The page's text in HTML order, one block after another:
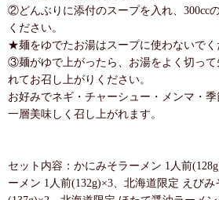
②どんぶりに添付のスープを入れ、300cc
ください。
★麺をゆでたお湯はスープに使わないでく
③麺がゆで上がったら、お湯をよく切って
れてお召し上がりください。
お好みでネギ・チャーシュー・メンマ・
一層美味しく召し上がれます。
セット内容：かにみそラーメン 1人前
ーメン 1人前(132g)×3、北海道限定 えび